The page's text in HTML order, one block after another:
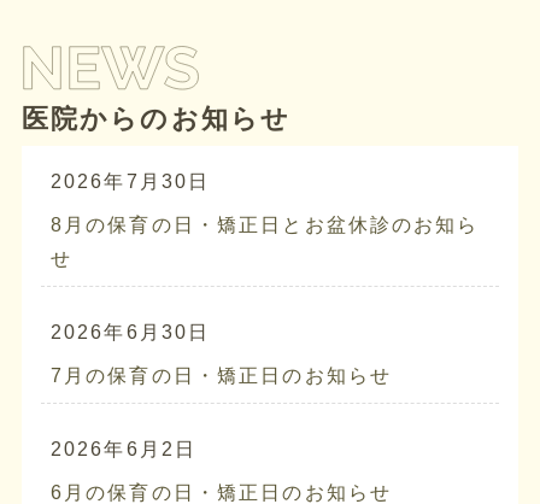
医院からのお知らせ
2026年7月30日
8月の保育の日・矯正日とお盆休診のお知ら
せ
2026年6月30日
7月の保育の日・矯正日のお知らせ
2026年6月2日
6月の保育の日・矯正日のお知らせ